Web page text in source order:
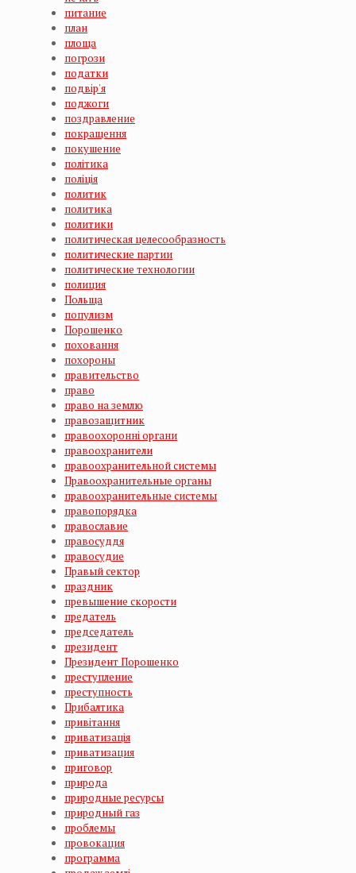
питание
план
площа
погрози
податки
подвір'я
поджоги
поздравление
покращення
покушение
політика
поліція
политик
политика
политики
политическая целесообразность
политические партии
политические технологии
полиция
Польща
популизм
Порошенко
поховання
похороны
правительство
право
право на землю
правозащитник
правоохоронні органи
правоохранители
правоохранительной системы
Правоохранительные органы
правоохранительные системы
правопорядка
православие
правосуддя
правосудие
Правый сектор
праздник
превышение скорости
предатель
председатель
президент
Президент Порошенко
преступление
преступность
Прибалтика
привітання
приватизація
приватизация
приговор
природа
природные ресурсы
природный газ
проблемы
провокация
программа